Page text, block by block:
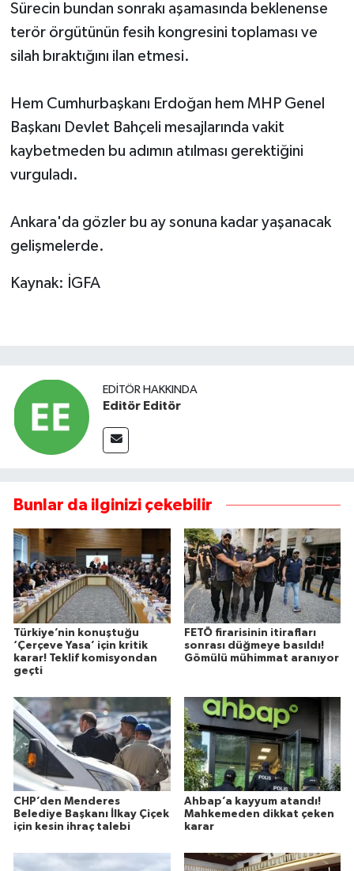
Sürecin bundan sonrakı aşamasında beklenense
terör örgütünün fesih kongresini toplaması ve
silah bıraktığını ilan etmesi.
Hem Cumhurbaşkanı Erdoğan hem MHP Genel
Başkanı Devlet Bahçeli mesajlarında vakit
kaybetmeden bu adımın atılması gerektiğini
vurguladı.
Ankara'da gözler bu ay sonuna kadar yaşanacak
gelişmelerde.
Kaynak: İGFA
EDITÖR HAKKINDA
Editör Editör
Bunlar da ilginizi çekebilir
Türkiye’nin konuştuğu
‘Çerçeve Yasa’ için kritik
karar! Teklif komisyondan
geçti
FETÖ firarisinin itirafları
sonrası düğmeye basıldı!
Gömülü mühimmat aranıyor
CHP’den Menderes
Belediye Başkanı İlkay Çiçek
için kesin ihraç talebi
Ahbap’a kayyum atandı!
Mahkemeden dikkat çeken
karar